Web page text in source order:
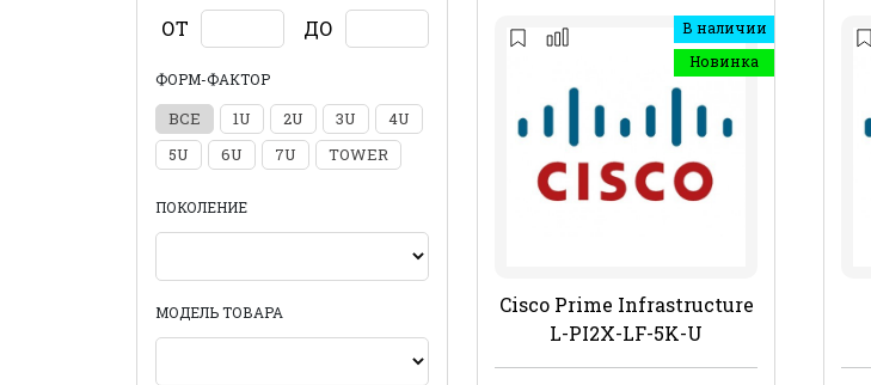
ОТ ДО
ФОРМ-ФАКТОР
ВСЕ 1U 2U 3U
4U
5U
6U 7U TOWER
ПОКОЛЕНИЕ
МОДЕЛЬ ТОВАРА
В наличии
Новинка
Cisco Prime Infrastructure
L-PI2X-LF-5K-U